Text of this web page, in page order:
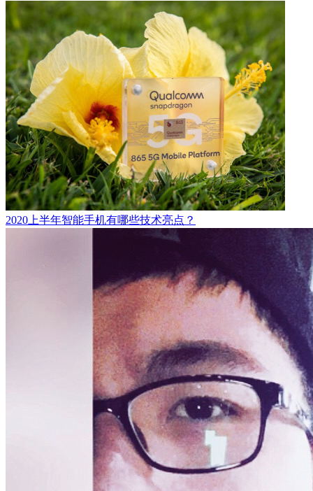
2020上半年智能手机有哪些技术亮点？